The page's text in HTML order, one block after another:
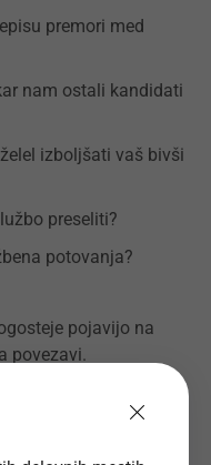
premori med
nam ostali kandidati
izboljšati vaš bivši
preseliti?
potovanja?
pojavijo na
povezavi.